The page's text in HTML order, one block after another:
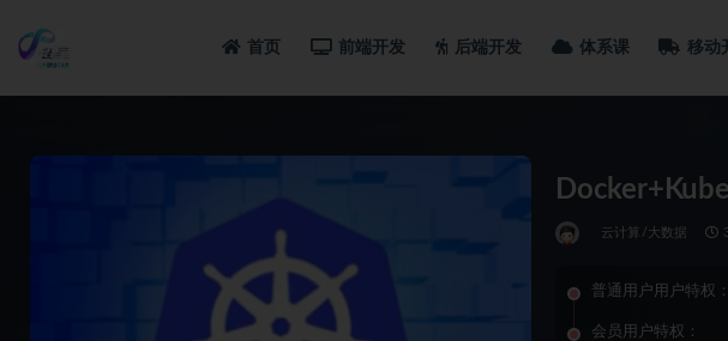
首页 前端开发 后端开发 体系课 移动
云计算/大数据
普通用户用户特权：
会员用户特权：